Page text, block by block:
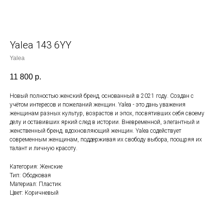
Yalea 143 6YY
Yalea
11 800 р.
Новый полностью женский бренд, основанный в 2021 году. Создан с
учётом интересов и пожеланий женщин. Yalea - это дань уважения
женщинам разных культур, возрастов и эпох, посвятивших себя своему
делу и оставивших яркий след в истории. Вневременной, элегантный и
женственный бренд, вдохновляющий женщин. Yalea содействует
современным женщинам, поддерживая их свободу выбора, поощряя их
талант и личную красоту.
Категория: Женские
Тип: Ободковая
Материал: Пластик
Цвет: Коричневый